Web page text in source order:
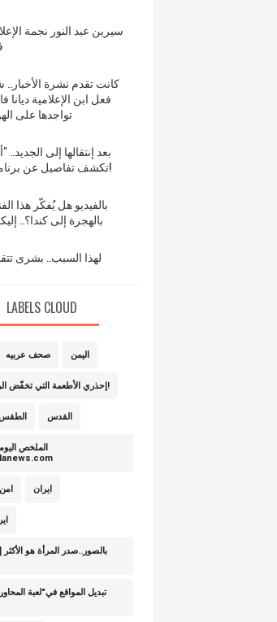
سيرين عبد النور نجمة
كانت تقدم نشرة الأخبار..
فعل ابن الإعلامية ديانا
تواجدها على
بعد إنتقالها إلى
تكشف تفاصيل عن برنامجها الجديد!
بالفيديو هل يُفكّر هذا
بالهجرة إلى كندا؟..
لهذا السبب.. بشرى
LABELS CLOUD
صحف عربيه اليمن
إحذري الأطعمة التي تخفّض الرغبة الجنسية!
القدس
الملخص
امن ايران
بالصور..صدر المرأة هو
تبديل المواقع في"لعبة